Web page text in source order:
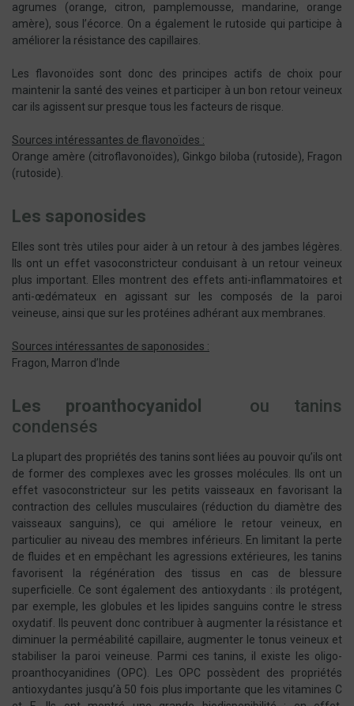
agrumes (orange, citron, pamplemousse, mandarine, orange
amère), sous l’écorce. On a également le rutoside qui participe à
améliorer la résistance des capillaires.
Les flavonoïdes sont donc des principes actifs de choix pour
maintenir la santé des veines et participer à un bon retour veineux
car ils agissent sur presque tous les facteurs de risque.
Sources intéressantes de flavonoïdes :
Orange amère (citroflavonoïdes), Ginkgo biloba (rutoside), Fragon
(rutoside).
Les saponosides
Elles sont très utiles pour aider à un retour à des jambes légères.
Ils ont un effet vasoconstricteur conduisant à un retour veineux
plus important. Elles montrent des effets anti-inflammatoires et
anti-œdémateux en agissant sur les composés de la paroi
veineuse, ainsi que sur les protéines adhérant aux membranes.
Sources intéressantes de saponosides :
Fragon, Marron d’Inde
Les proanthocyanidol
ou tanins
condensés
La plupart des propriétés des tanins sont liées au pouvoir qu’ils ont
de former des complexes avec les grosses molécules. Ils ont un
effet vasoconstricteur sur les petits vaisseaux en favorisant la
contraction des cellules musculaires (réduction du diamètre des
vaisseaux sanguins), ce qui améliore le retour veineux, en
particulier au niveau des membres inférieurs. En limitant la perte
de fluides et en empêchant les agressions extérieures, les tanins
favorisent la régénération des tissus en cas de blessure
superficielle. Ce sont également des antioxydants : ils protégent,
par exemple, les globules et les lipides sanguins contre le stress
oxydatif. Ils peuvent donc contribuer à augmenter la résistance et
diminuer la perméabilité capillaire, augmenter le tonus veineux et
stabiliser la paroi veineuse. Parmi ces tanins, il existe les oligo-
proanthocyanidines (OPC). Les OPC possèdent des propriétés
antioxydantes jusqu’à 50 fois plus importante que les vitamines C